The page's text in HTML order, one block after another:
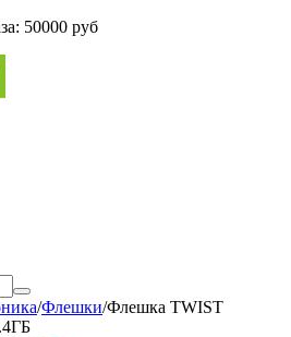
50000 руб
/Флешки/Флешка TWIST